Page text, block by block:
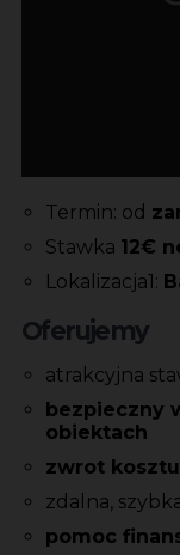
Termin: od
Stawka 12€
Lokalizacja1:
Oferujemy
atrakcyjna
bezpieczny
obiektach
zwrot
zdalna,
pomoc